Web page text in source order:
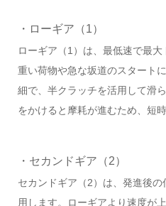
・ローギア（1）
ローギア（1）は、最低速で最大
重い荷物や急な坂道のスタート
細で、半クラッチを活用して滑
をかけると摩耗が進むため、短
・セカンドギア（2）
セカンドギア（2）は、発進後
用します。ローギアより速度が